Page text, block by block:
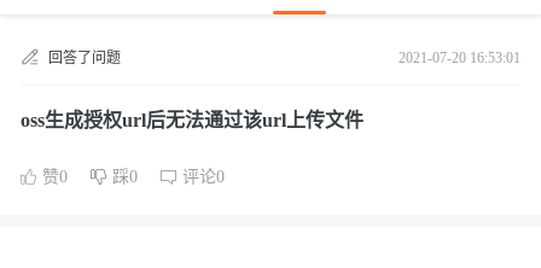
回答了问题 2021-07-20 16:53:01
oss生成授权url后无法通过该url上传文件
赞0 踩0 评论0